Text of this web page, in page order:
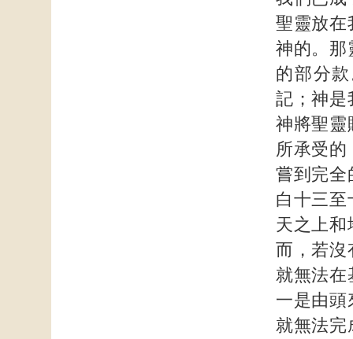
聖靈放在
神的。那
的部分
記；神是
神將聖靈
所承受
嘗到完全
白十三至
天之上和
而，若沒
就無法在
一是由頭
就無法完